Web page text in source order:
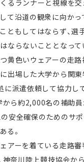
るランナーと視線を交
て沿道の観衆に向かっ
ともしてはならず、選
ならないこととなって
黄色いウェアーの走路
出場した大学から関
派遣依頼して協力し
ら約2,000名の補助員
安全確保のためのサ
る。
アーを着ている走路
神奈川陸上競技協会か